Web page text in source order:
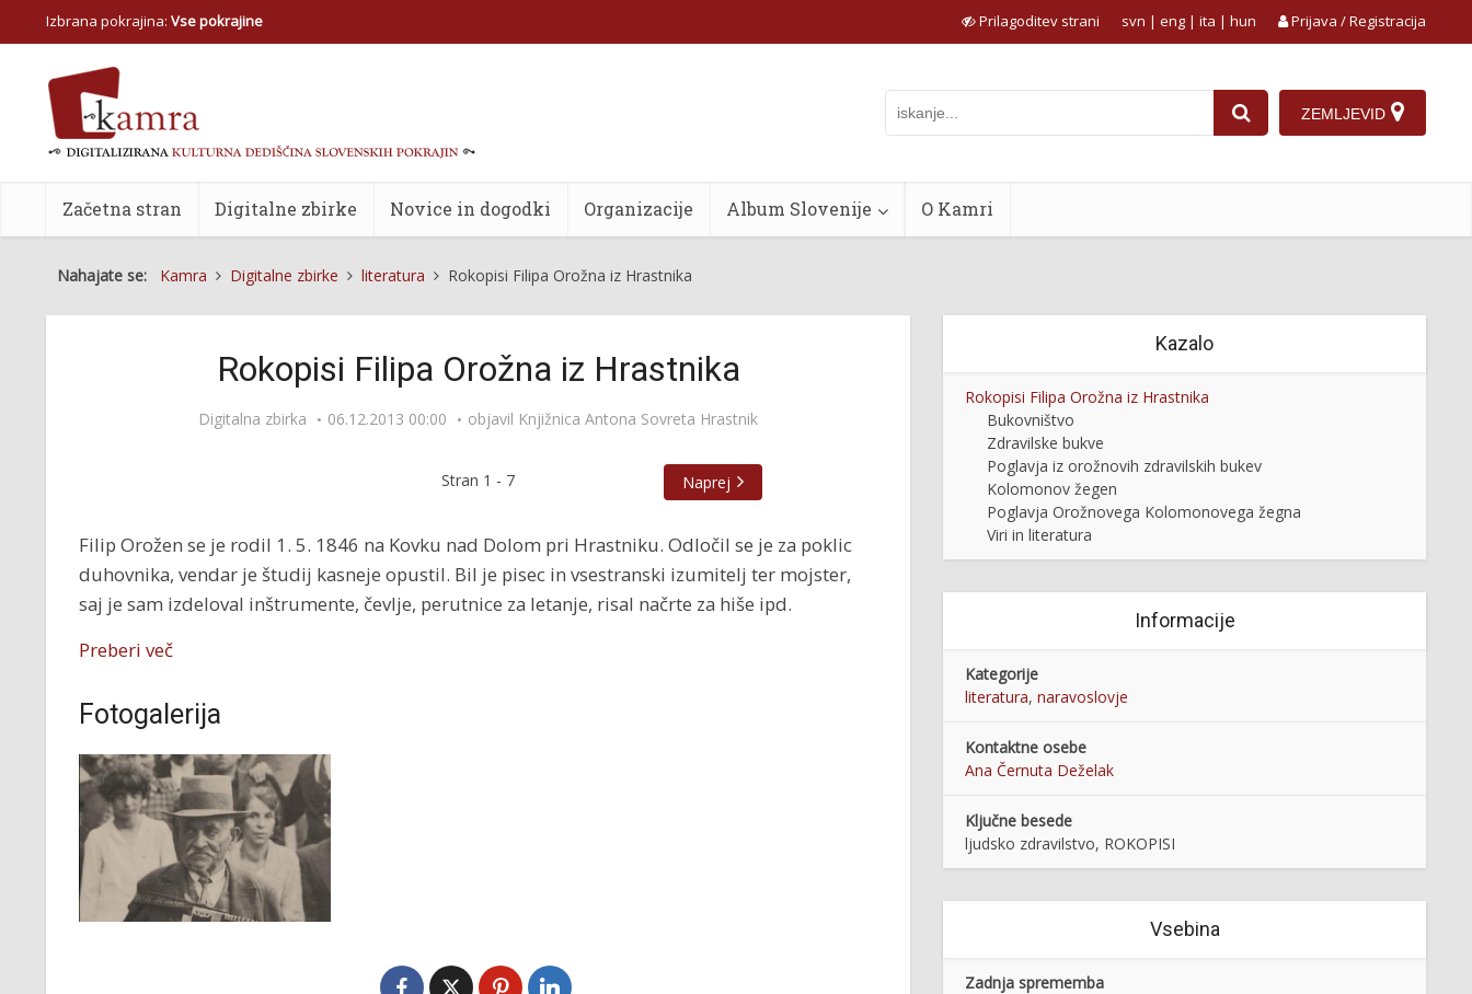
Izbrana pokrajina: Vse pokrajine Prilagoditev strani Prijava / Registracija
svn | eng | ita | hun
ZEMLJEVID
Začetna stran Digitalne zbirke Novice in dogodki Organizacije Album Slovenije O Kamri
Nahajate se: Kamra Digitalne zbirke literatura Rokopisi Filipa Orožna iz Hrastnika
Rokopisi Filipa Orožna iz Hrastnika
Digitalna zbirka 06.12.2013 00:00 objavil Knjižnica Antona Sovreta Hrastnik
Stran 1 - 7 Naprej
Filip Orožen se je rodil 1. 5. 1846 na Kovku nad Dolom pri Hrastniku. Odločil se je za poklic
duhovnika, vendar je študij kasneje opustil. Bil je pisec in vsestranski izumitelj ter mojster,
saj je sam izdeloval inštrumente, čevlje, perutnice za letanje, risal načrte za hiše ipd.
Preberi več
Fotogalerija
Kazalo
Rokopisi Filipa Orožna iz Hrastnika
Bukovništvo
Zdravilske bukve
Poglavja iz orožnovih zdravilskih bukev
Kolomonov žegen
Poglavja Orožnovega Kolomonovega žegna
Viri in literatura
Informacije
Kategorije
literatura, naravoslovje
Kontaktne osebe
Ana Černuta Deželak
Ključne besede
ljudsko zdravilstvo, ROKOPISI
Vsebina
Zadnja sprememba